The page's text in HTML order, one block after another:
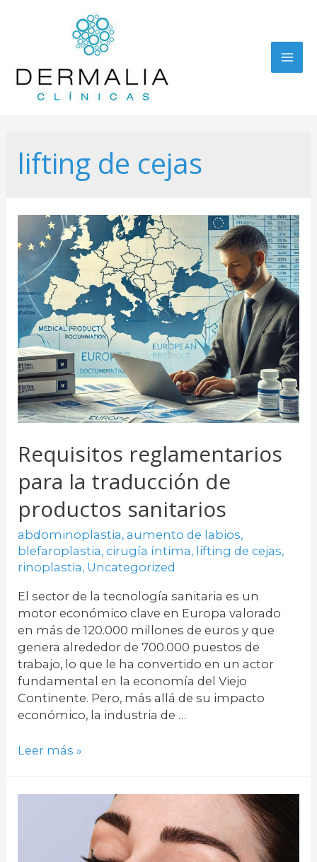
Main
lifting de cejas
Requisitos reglamentarios
para la traducción de
productos sanitarios
abdominoplastia,aumento de labios,
blefaroplastia,cirugía íntima, lifting de cejas,
rinoplastia, Uncategorized
El sector de la tecnología sanitaria es un
motor económico clave en Europa valorado
en más de 120.000 millones de euros y que
genera alrededor de 700.000 puestos de
trabajo, lo que le ha convertido en un actor
fundamental en la economía del Viejo
Continente. Pero, más allá de su impacto
económico, la industria de …
Requisitos
Leer más »